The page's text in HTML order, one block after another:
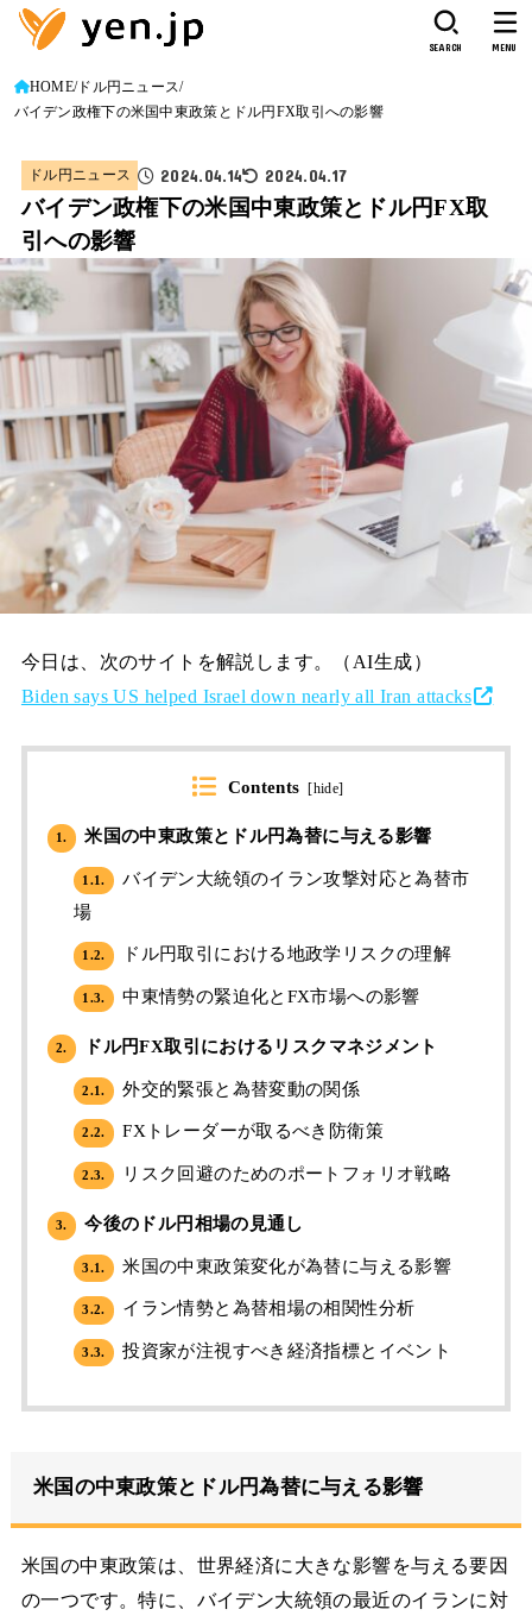
SEARCH MENU
HOME ドル円ニュース
バイデン政権下の米国中東政策とドル円FX取引への影響
ドル円ニュース 2024.04.14 2024.04.17
バイデン政権下の米国中東政策とドル円FX取
引への影響
今日は、次のサイトを解説します。（AI生成）
Biden says US helped Israel down nearly all Iran attacks
Contents [hide]
1. 米国の中東政策とドル円為替に与える影響
1.1.
バイデン大統領のイラン攻撃対応と為替市
場
1.2. ドル円取引における地政学リスクの理解
1.3. 中東情勢の緊迫化とFX市場への影響
2. ドル円FX取引におけるリスクマネジメント
2.1. 外交的緊張と為替変動の関係
2.2. FXトレーダーが取るべき防衛策
2.3. リスク回避のためのポートフォリオ戦略
3. 今後のドル円相場の見通し
3.1. 米国の中東政策変化が為替に与える影響
3.2. イラン情勢と為替相場の相関性分析
3.3. 投資家が注視すべき経済指標とイベント
米国の中東政策とドル円為替に与える影響
米国の中東政策は、世界経済に大きな影響を与える要因
の一つです。特に、バイデン大統領の最近のイランに対